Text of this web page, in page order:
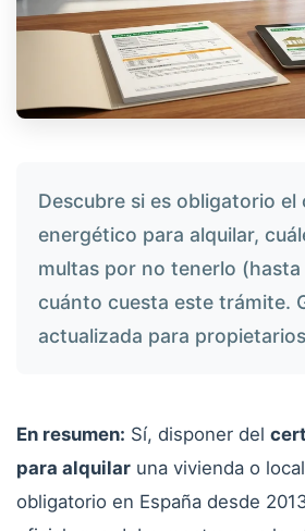
Descubre si es obligatorio
energético para alquilar,
multas por no tenerlo
cuánto cuesta este trámite.
actualizada para
En resumen: Sí, disponer del
para alquilar una vivienda o
obligatorio en España desde